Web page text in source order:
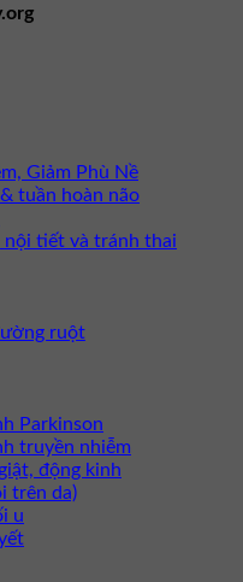
Giảm Phù Nề
tuần hoàn não
nội tiết và tránh thai
ruột
Parkinson
truyền nhiễm
động kinh
trên da)
u